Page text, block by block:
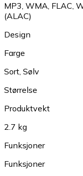
MP3, WMA, FLAC,
(ALAC)
Design
Farge
Sort, Sølv
Størrelse
Produktvekt
2.7 kg
Funksjoner
Funksjoner